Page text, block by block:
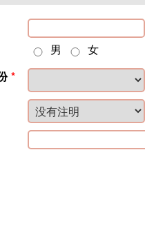
男
女
*